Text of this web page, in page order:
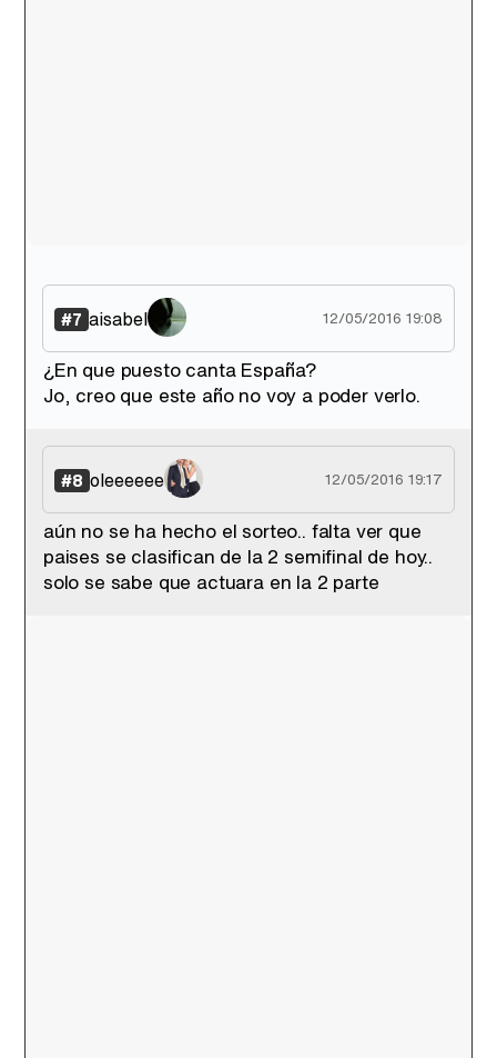
#7 aisabel 12/05/2016 19:08
¿En que puesto canta España?
Jo, creo que este año no voy a poder verlo.
#8 oleeeeee 12/05/2016 19:17
aún no se ha hecho el sorteo.. falta ver que
paises se clasifican de la 2 semifinal de hoy..
solo se sabe que actuara en la 2 parte